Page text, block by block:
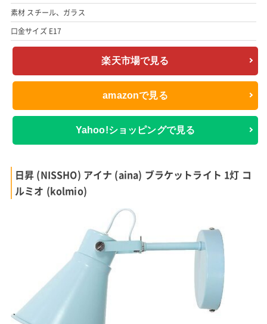
素材 スチール、ガラス
口金サイズ E17
楽天市場で見る
amazonで見る
Yahoo!ショッピングで見る
日昇 (NISSHO) アイナ (aina) ブラケットライト 1灯 コ
ルミオ (kolmio)